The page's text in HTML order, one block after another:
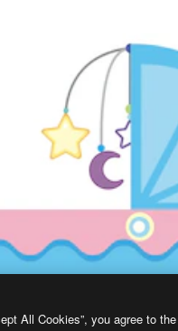
All Cookies”, you agree to